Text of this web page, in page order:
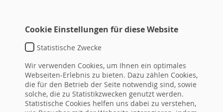
SO ODER ÄHNLICH?
WIR HELFEN, IHRE VERANSTALTUNG ZU
Cookie Einstellungen für diese Website
Statistische Zwecke
Wir verwenden Cookies, um Ihnen ein optimales
Webseiten-Erlebnis zu bieten. Dazu zählen Cookies,
die für den Betrieb der Seite notwendig sind, sowie
solche, die zu Statistikzwecken genutzt werden.
Statistische Cookies helfen uns dabei zu verstehen,